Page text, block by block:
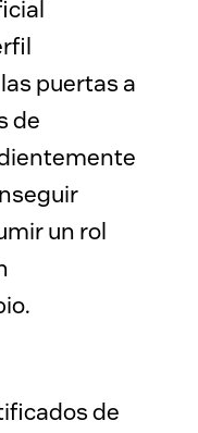
puertas a
de
un rol
de